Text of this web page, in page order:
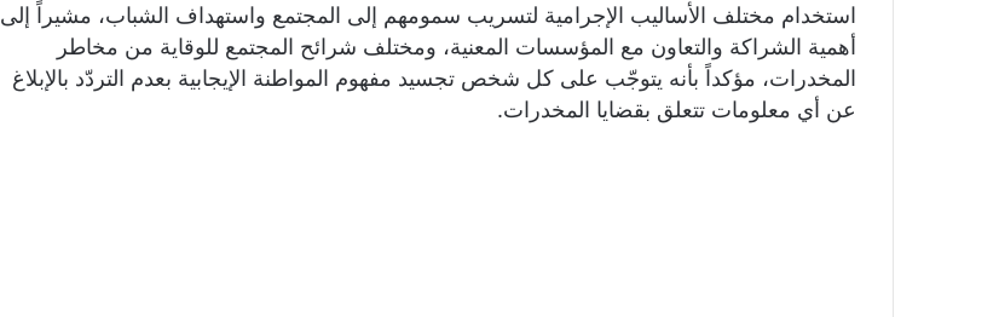
استخدام مختلف الأساليب الإجرامية لتسريب سمومهم إلى المجتمع واستهداف الشباب، مشيراً إلى
أهمية الشراكة والتعاون مع المؤسسات المعنية، ومختلف شرائح المجتمع للوقاية من مخاطر
المخدرات، مؤكداً بأنه يتوجّب على كل شخص تجسيد مفهوم المواطنة الإيجابية بعدم التردّد بالإبلاغ
عن أي معلومات تتعلق بقضايا المخدرات.